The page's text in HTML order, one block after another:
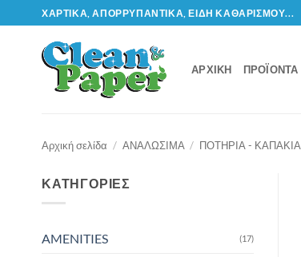
Μετάβαση
στο
περιεχόμενο
ΧΑΡΤΙΚΆ, ΑΠΟΡΡΥΠΑΝΤΙΚΆ, ΕΊΔΗ ΚΑΘΑΡΙΣΜΟΎ...
ΑΡΧΙΚΉ ΠΡΟΪΌΝΤΑ
Αρχική σελίδα / ΑΝΑΛΩΣΙΜΑ / ΠΟΤΗΡΙΑ - ΚΑΠΑΚΙΑ
ΚΑΤΗΓΟΡΊΕΣ
AMENITIES (17)